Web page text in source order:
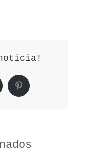
noticia!
Pinterest